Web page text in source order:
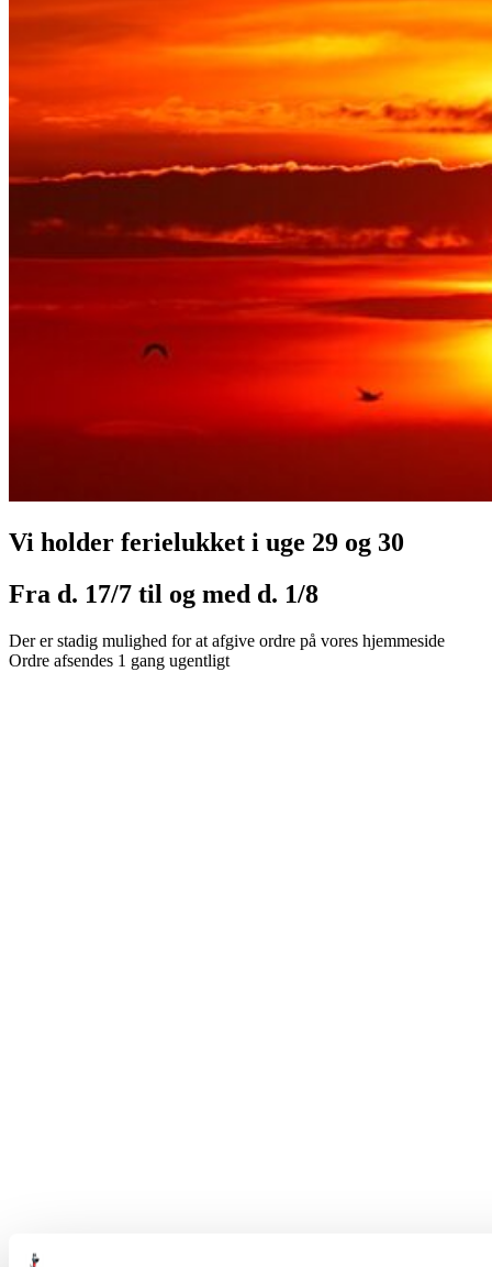
Vi holder ferielukket i uge 29 og 30
Fra d. 17/7 til og med d. 1/8
Der er stadig mulighed for at afgive ordre på vores hjemmeside
Ordre afsendes 1 gang ugentligt